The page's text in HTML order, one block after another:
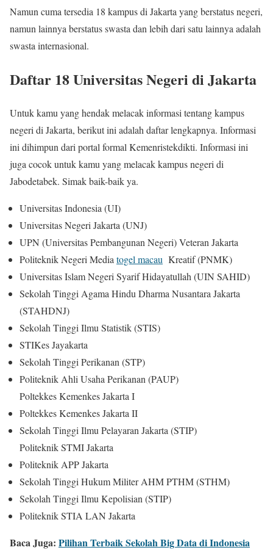
Namun cuma tersedia 18 kampus di Jakarta yang berstatus negeri,
namun lainnya berstatus swasta dan lebih dari satu lainnya adalah
swasta internasional.
Daftar 18 Universitas Negeri di Jakarta
Untuk kamu yang hendak melacak informasi tentang kampus
negeri di Jakarta, berikut ini adalah daftar lengkapnya. Informasi
ini dihimpun dari portal formal Kemenristekdikti. Informasi ini
juga cocok untuk kamu yang melacak kampus negeri di
Jabodetabek. Simak baik-baik ya.
Universitas Indonesia (UI)
Universitas Negeri Jakarta (UNJ)
UPN (Universitas Pembangunan Negeri) Veteran Jakarta
Politeknik Negeri Media togel macau Kreatif (PNMK)
Universitas Islam Negeri Syarif Hidayatullah (UIN SAHID)
Sekolah Tinggi Agama Hindu Dharma Nusantara Jakarta
(STAHDNJ)
Sekolah Tinggi Ilmu Statistik (STIS)
STIKes Jayakarta
Sekolah Tinggi Perikanan (STP)
Politeknik Ahli Usaha Perikanan (PAUP)
Poltekkes Kemenkes Jakarta I
Poltekkes Kemenkes Jakarta II
Sekolah Tinggi Ilmu Pelayaran Jakarta (STIP)
Politeknik STMI Jakarta
Politeknik APP Jakarta
Sekolah Tinggi Hukum Militer AHM PTHM (STHM)
Sekolah Tinggi Ilmu Kepolisian (STIP)
Politeknik STIA LAN Jakarta
Baca Juga: Pilihan Terbaik Sekolah Big Data di Indonesia